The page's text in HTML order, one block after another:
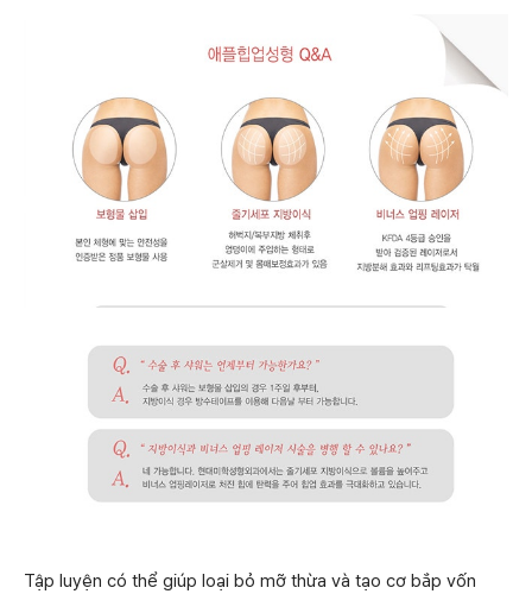
Tập luyện có thể giúp loại bỏ mỡ thừa và tạo cơ bắp vốn